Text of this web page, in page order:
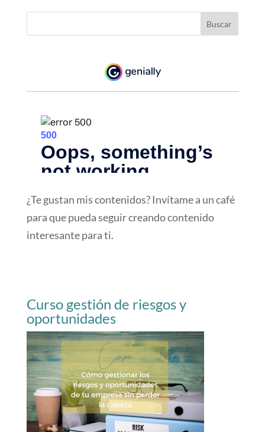
¿Te gustan mis contenidos? Invítame a un café
para que pueda seguir creando contenido
interesante para ti.
Curso gestión de riesgos y
oportunidades